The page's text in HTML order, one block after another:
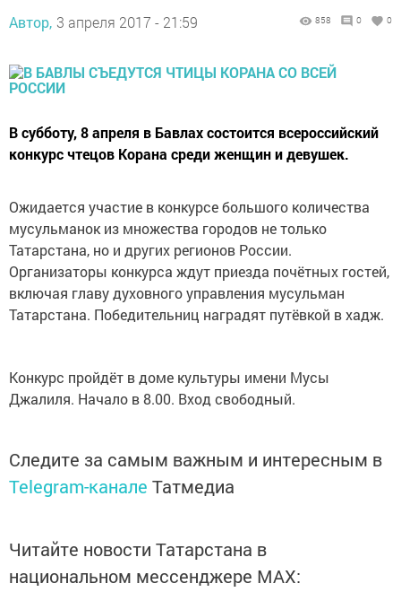
Автор, 3 апреля 2017 - 21:59 858 0 0
В субботу, 8 апреля в Бавлах состоится всероссийский
конкурс чтецов Корана среди женщин и девушек.
Ожидается участие в конкурсе большого количества
мусульманок из множества городов не только
Татарстана, но и других регионов России.
Организаторы конкурса ждут приезда почётных гостей,
включая главу духовного управления мусульман
Татарстана. Победительниц наградят путёвкой в хадж.
Конкурс пройдёт в доме культуры имени Мусы
Джалиля. Начало в 8.00. Вход свободный.
Следите за самым важным и интересным в
Telegram-канале Татмедиа
Читайте новости Татарстана в
национальном мессенджере MАХ: